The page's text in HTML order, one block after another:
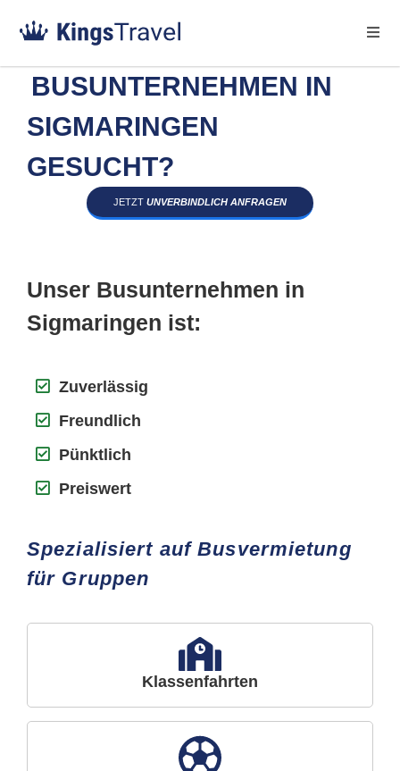
BUSUNTERNEHMEN IN
SIGMARINGEN
GESUCHT?
JETZT UNVERBINDLICH ANFRAGEN
Unser Busunternehmen in
Sigmaringen ist:
Zuverlässig
Freundlich
Pünktlich
Preiswert
Spezialisiert auf Busvermietung
für Gruppen
Klassenfahrten